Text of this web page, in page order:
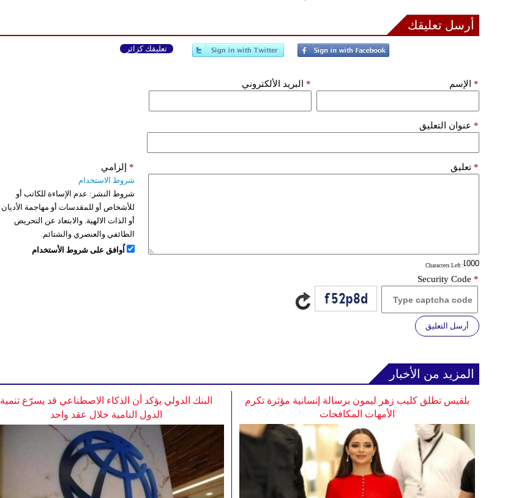
أرسل تعليقك
تعليقك كزائر
الإسم * البريد الألكتروني *
عنوان التعليق *
تعليق *
: Characters Left
إلزامي *
شروط الاستخدام
شروط النشر: عدم الإساءة للكاتب أو
للأشخاص أو للمقدسات أو مهاجمة الأديان
أو الذات الالهية. والابتعاد عن التحريض
الطائفي والعنصري والشتائم.
اُوافق على شروط الأستخدام
Security Code *
أرسل التعليق
المزيد من الأخبار
البنك الدولي يؤكد أن الذكاء الاصطناعي قد يسرّع تنمية
الدول النامية خلال عقد واحد
بلقيس تطلق كليب زهر ليمون برسالة إنسانية مؤثرة تكرم
الأمهات المكافحات